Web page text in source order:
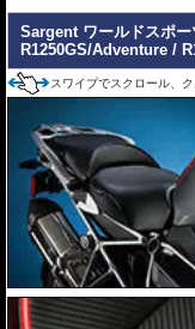
Sargent ワールドスポ
R1250GS/Adventure /
スワイプでスクロール、